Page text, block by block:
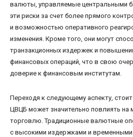
валюты, управляемые центральными
эти риски за счет более прямого
и возможностью оперативного
изменения. Кроме того, они могут
транзакционных издержек и
финансовых операций, что в свою
доверие к финансовым институтам.
Переходя к следующему аспекту,
ЦВЦБ может значительно повлиять на
торговлю. Традиционные валютные
с высокими издержками и